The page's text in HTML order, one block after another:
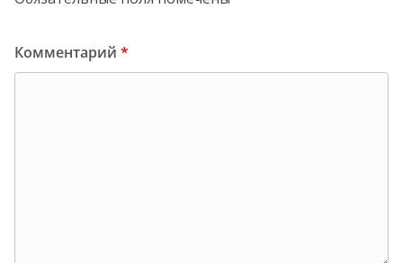
Комментарий *